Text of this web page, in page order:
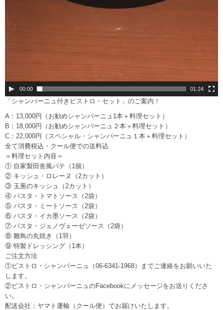
00:00 01:24
「シャンパーニュ付きビストロ・セット」のご案内！
A：13,000円（お勧めシャンパーニュ1本＋料理セット）
B：18,000円（お勧めシャンパーニュ２本＋料理セット）
C：22,000円（スペシャル・シャンパーニュ１本＋料理セット）
全て消費税込・クール便での送料込
＝料理セット内容＝
① 自家製田舎風パテ（1個）
② キッシュ・ロレーヌ（2カット）
③ 玉葱のキッシュ（2カット）
④ パスタ・トマトソース（2袋）
⑤ パスタ・ミートソース（2袋）
⑥ パスタ・イカ墨ソース（2袋）
⑦ パスタ・ジェノヴェーゼソース（2袋）
⑧ 雛鳥の丸焼き（1羽）
⑨ 特製ドレッシング（1本）
ご注文方法
①ビストロ・シャンパーニュ（06-6341-1968）までご連絡をお願いいた
します。
②ビストロ・シャンパーニュのFacebookにメッセージをお送りくださ
い。
配送会社：ヤマト運輸（クール便）でお届けいたします。